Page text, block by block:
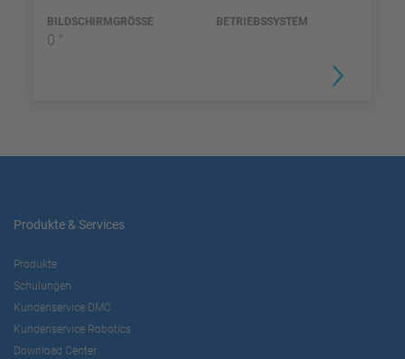
BILDSCHIRMGRÖSSE
0 "
BETRIEBSSYSTEM
Produkte & Services
Produkte
Schulungen
Kundenservice DMC
Kundenservice Robotics
Download Center